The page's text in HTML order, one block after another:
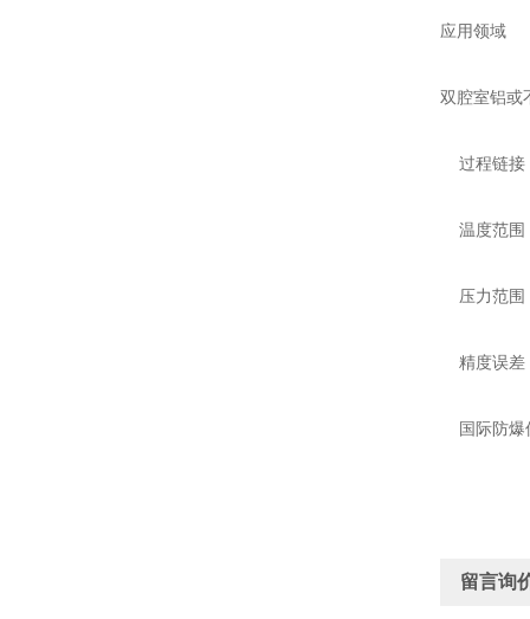
应用领域
双腔室铝或
过程链接
温度范围
压力范围
精度误差
国际防爆
留言询